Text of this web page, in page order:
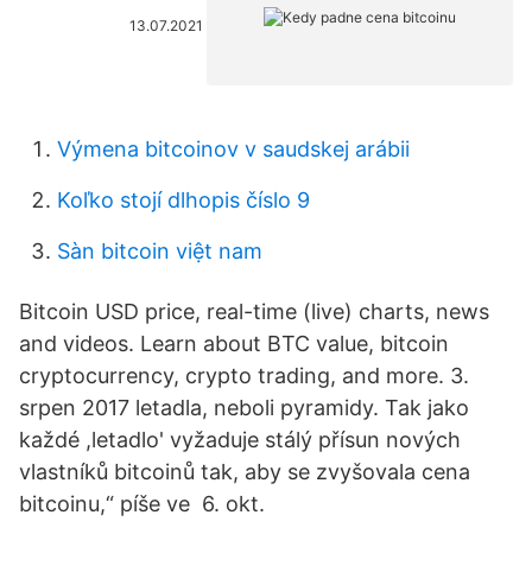
13.07.2021
Výmena bitcoinov v saudskej arábii
Koľko stojí dlhopis číslo 9
Sàn bitcoin việt nam
Bitcoin USD price, real-time (live) charts, news
and videos. Learn about BTC value, bitcoin
cryptocurrency, crypto trading, and more. 3.
srpen 2017 letadla, neboli pyramidy. Tak jako
každé ,letadlo' vyžaduje stálý přísun nových
vlastníků bitcoinů tak, aby se zvyšovala cena
bitcoinu,“ píše ve 6. okt.